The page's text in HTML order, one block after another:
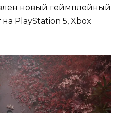
новый геймплейный
PlayStation 5, Xbox